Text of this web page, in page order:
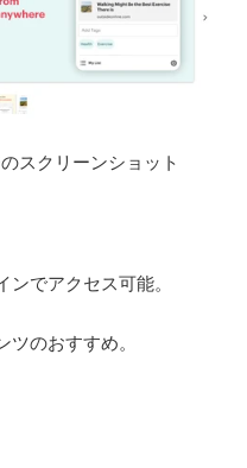
スクリーンショット
でアクセス可能。
のおすすめ。